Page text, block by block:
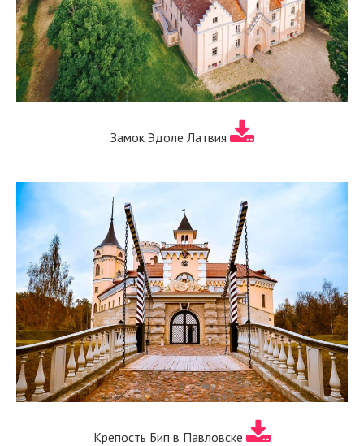
Замок Эдоле Латвия
Крепость Бип в Павловске